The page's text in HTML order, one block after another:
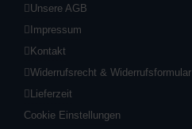
Unsere AGB
Impressum
Kontakt
Widerrufsrecht & Widerrufsformular
Lieferzeit
Cookie Einstellungen